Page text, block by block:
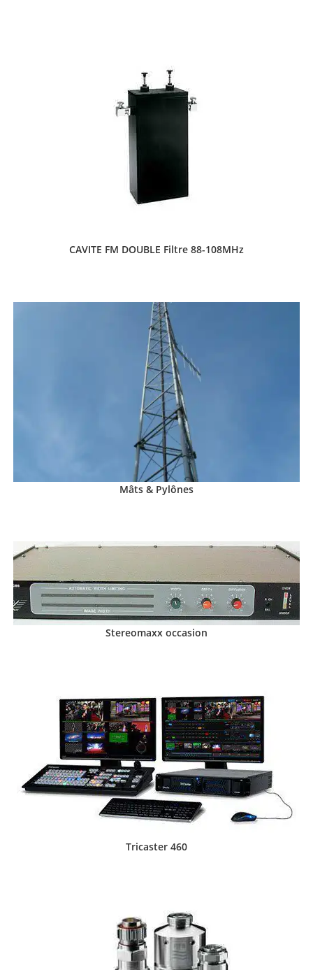
CAVITE FM DOUBLE Filtre 88-108MHz
Mâts & Pylônes
Stereomaxx occasion
Tricaster 460